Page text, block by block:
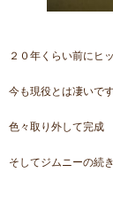
２０年くらい前にヒ
今も現役とは凄いで
色々取り外して完成
そしてジムニーの続き